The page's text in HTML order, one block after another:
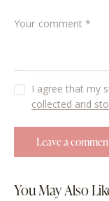
I agree that my
collected and
You May Also